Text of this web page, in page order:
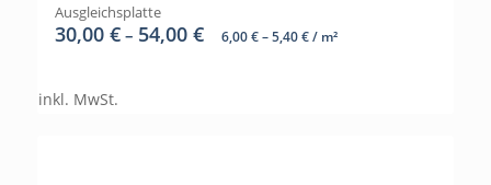
Ausgleichsplatte
30,00 €– 54,00 € 6,00€–5,40€/ m²
inkl. MwSt.